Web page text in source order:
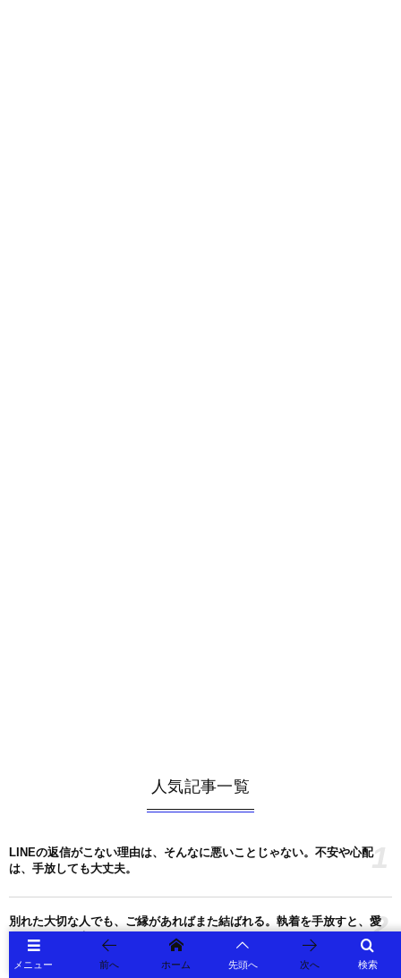
人気記事一覧
LINEの返信がこない理由は、そんなに悪いことじゃない。不安や心配
は、手放しても大丈夫。
1
別れた大切な人でも、ご縁があればまた結ばれる。執着を手放すと、愛
する人を引き寄せる。
2
メニュー 検索
前へ ホーム 先頭へ 次へ